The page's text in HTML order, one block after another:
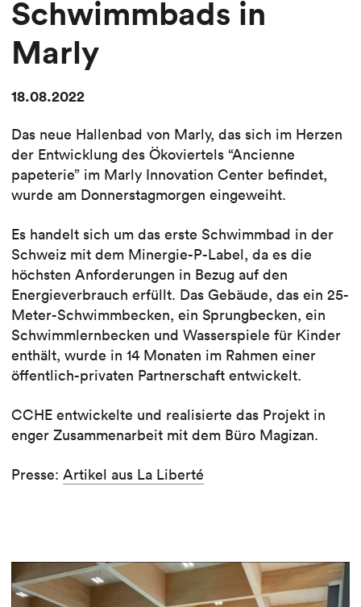
Schwimmbads in
Marly
18.08.2022
Das neue Hallenbad von Marly, das sich im Herzen
der Entwicklung des Ökoviertels “Ancienne
papeterie” im Marly Innovation Center befindet,
wurde am Donnerstagmorgen eingeweiht.
Es handelt sich um das erste Schwimmbad in der
Schweiz mit dem Minergie-P-Label, da es die
höchsten Anforderungen in Bezug auf den
Energieverbrauch erfüllt. Das Gebäude, das ein 25-
Meter-Schwimmbecken, ein Sprungbecken, ein
Schwimmlernbecken und Wasserspiele für Kinder
enthält, wurde in 14 Monaten im Rahmen einer
öffentlich-privaten Partnerschaft entwickelt.
CCHE entwickelte und realisierte das Projekt in
enger Zusammenarbeit mit dem Büro Magizan.
Presse: Artikel aus La Liberté